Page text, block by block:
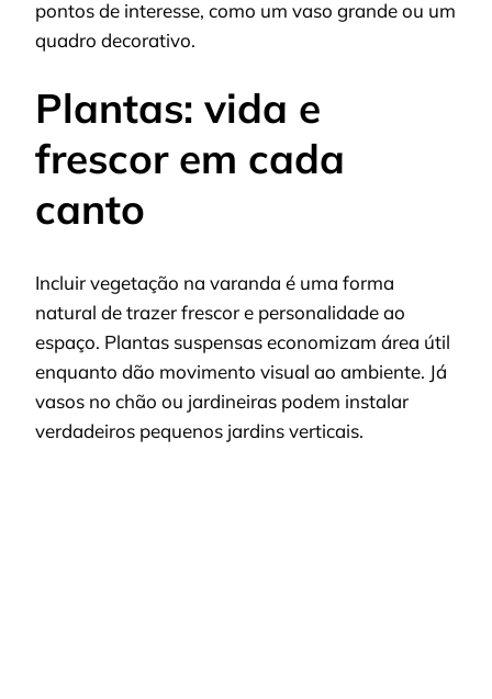
pontos de interesse, como um vaso grande ou um
quadro decorativo.
Plantas: vida e
frescor em cada
canto
Incluir vegetação na varanda é uma forma
natural de trazer frescor e personalidade ao
espaço. Plantas suspensas economizam área útil
enquanto dão movimento visual ao ambiente. Já
vasos no chão ou jardineiras podem instalar
verdadeiros pequenos jardins verticais.